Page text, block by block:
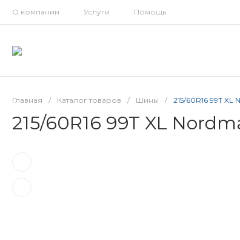
О компании Услуги Помощь
Главная / Каталог товаров / Шины / 215/60R16 99T
215/60R16 99T XL